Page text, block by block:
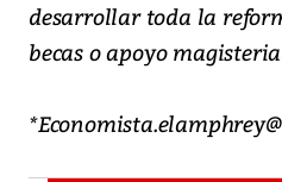
desarrollar toda la
becas o apoyo